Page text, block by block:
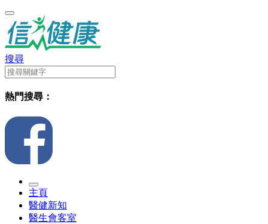
搜尋
熱門搜尋：
主頁
醫健新知
醫生會客室